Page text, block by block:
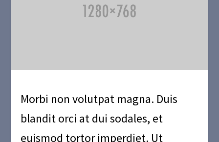
Morbi non volutpat magna. Duis
blandit orci at dui sodales, et
euismod tortor imperdiet. Ut